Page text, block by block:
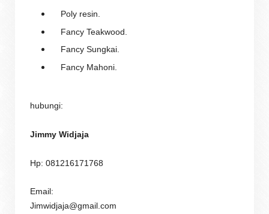
Poly resin.
Fancy Teakwood.
Fancy Sungkai.
Fancy Mahoni.
hubungi:
Jimmy Widjaja
Hp: 081216171768
Email:
Jimwidjaja@gmail.com